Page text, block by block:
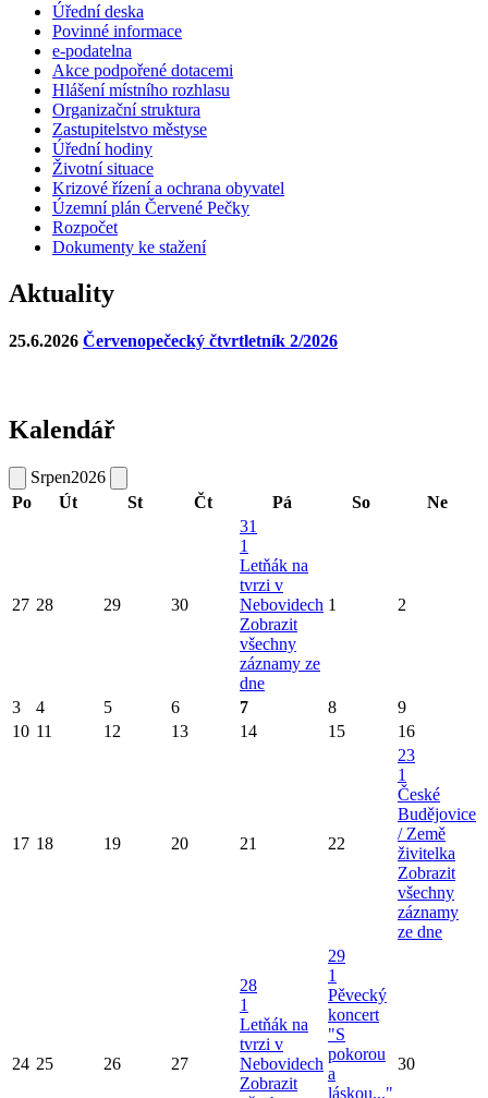
Úřední deska
Povinné informace
e-podatelna
Akce podpořené dotacemi
Hlášení místního rozhlasu
Organizační struktura
Zastupitelstvo městyse
Úřední hodiny
Životní situace
Krizové řízení a ochrana obyvatel
Územní plán Červené Pečky
Rozpočet
Dokumenty ke stažení
Aktuality
25.6.2026 Červenopečecký čtvrtletník 2/2026
Kalendář
Srpen2026
Po
Út St Čt Pá So Ne
27 28 29 30
31
1
Letňák na
tvrzi v
Nebovidech
Zobrazit
všechny
záznamy ze
dne
1 2
3 4 5 6 7 8
9
10 11 12 13 14 15 16
17 18 19 20 21 22
23
1
České
Budějovice
/ Země
živitelka
Zobrazit
všechny
záznamy
ze dne
24 25 26 27
28
1
Letňák na
tvrzi v
Nebovidech
Zobrazit
29
1
Pěvecký
koncert
"S
pokorou
a
láskou..."
30